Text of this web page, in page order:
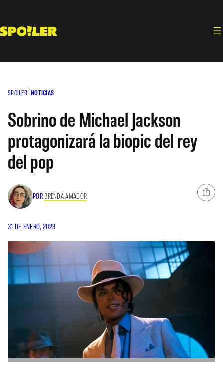
contenido
SPOILER NOTICIAS
Sobrino de Michael Jackson
protagonizará la biopic del rey
del pop
POR BRENDA AMADOR
31 DE ENERO, 2023